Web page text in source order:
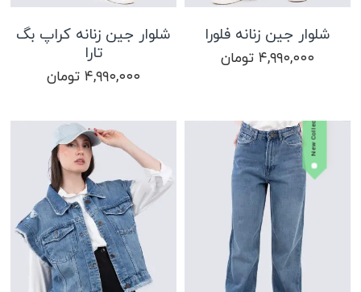
شلوار جین زنانه فلورا
۴,۹۹۰,۰۰۰ تومان
شلوار جین زنانه کراپ بگ
تارا
۴,۹۹۰,۰۰۰ تومان
New Collection